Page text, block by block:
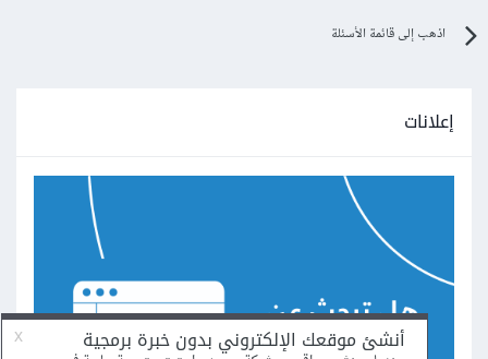
اذهب إلى قائمة الأسئلة
إعلانات